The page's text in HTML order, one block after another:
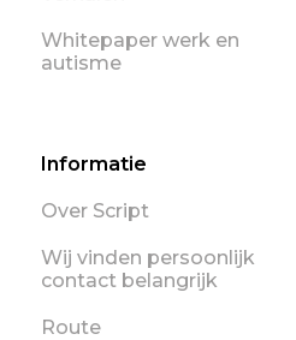
Whitepaper werk en
autisme
Informatie
Over Script
Wij vinden persoonlijk
contact belangrijk
Route